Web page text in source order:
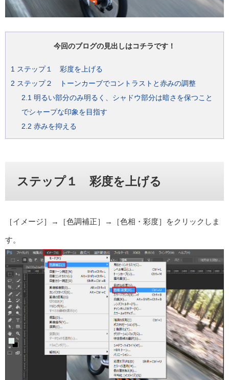
今回のブログの見出しはコチラです！
1 ステップ１ 彩度を上げる
2 ステップ２ トーンカーブでコントラストと赤みの調整
2.1 明るい部分のみ明るく、シャドウ部分は暗さを保つこと
でシャープな印象を目指す
2.2 赤みを抑える
ステップ１ 彩度を上げる
［イメージ］→［色調補正］→［色相・彩度］をクリックしま
す。